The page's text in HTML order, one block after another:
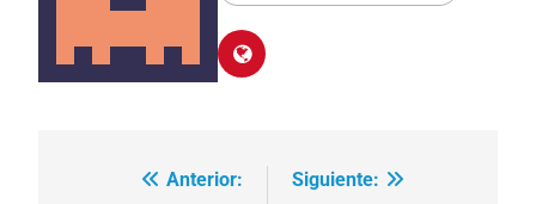
Navegación
Anterior:
Siguiente: